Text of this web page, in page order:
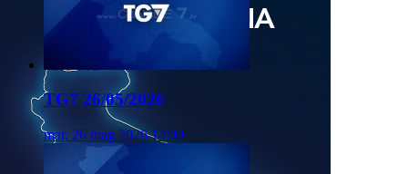
TG7 26/05/2026
mar, 26 mag 2026 14:00